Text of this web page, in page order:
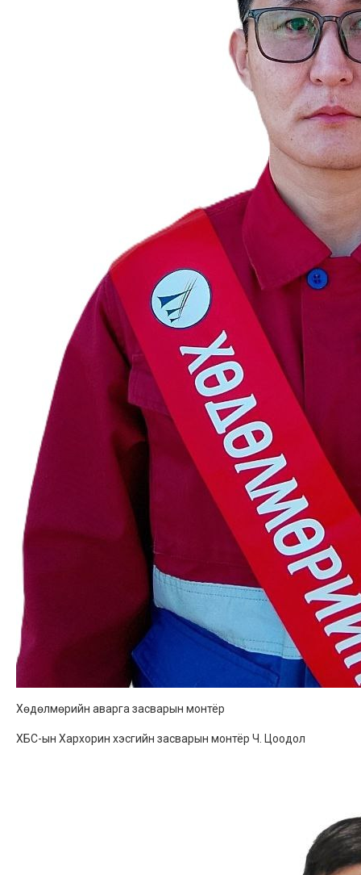
Хөдөлмөрийн аварга засварын монтёр
ХБС-ын Хархорин хэсгийн засварын монтёр Ч. Цоодол